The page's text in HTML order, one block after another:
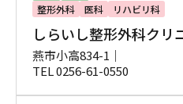
整形外科
医科 リハビリ科
しらいし整形外科クリ
燕市小高834-1｜
TEL 0256-61-0550